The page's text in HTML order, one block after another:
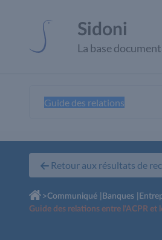
Sidoni
La base
Retour aux résultats de
>Communiqué Banques